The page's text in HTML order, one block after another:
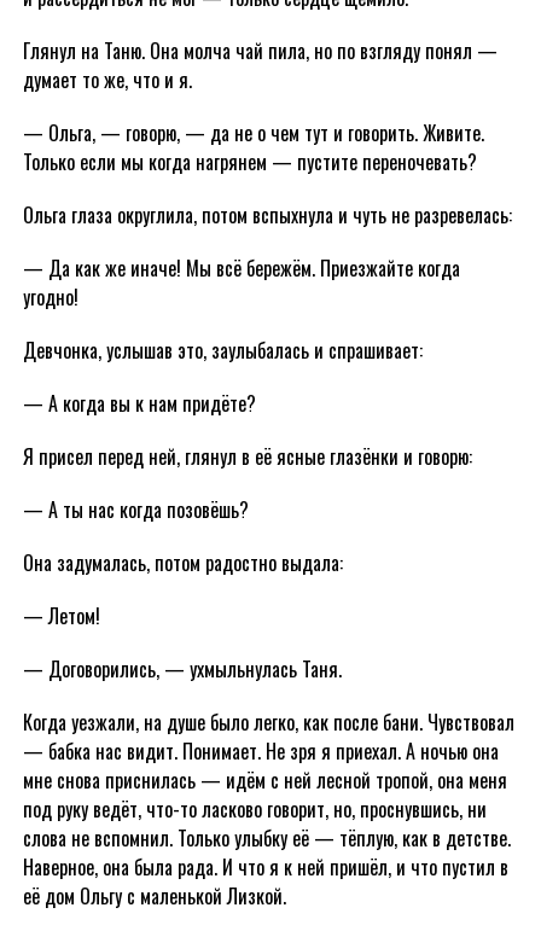
Глянул на Таню. Она молча чай пила, но по взгляду понял —
думает то же, что и я.
— Ольга, — говорю, — да не о чем тут и говорить. Живите.
Только если мы когда нагрянем — пустите переночевать?
Ольга глаза округлила, потом вспыхнула и чуть не разревелась:
— Да как же иначе! Мы всё бережём. Приезжайте когда
угодно!
Девчонка, услышав это, заулыбалась и спрашивает:
— А когда вы к нам придёте?
Я присел перед ней, глянул в её ясные глазёнки и говорю:
— А ты нас когда позовёшь?
Она задумалась, потом радостно выдала:
— Летом!
— Договорились, — ухмыльнулась Таня.
Когда уезжали, на душе было легко, как после бани. Чувствовал
— бабка нас видит. Понимает. Не зря я приехал. А ночью она
мне снова приснилась — идём с ней лесной тропой, она меня
под руку ведёт, что-то ласково говорит, но, проснувшись, ни
слова не вспомнил. Только улыбку её — тёплую, как в детстве.
Наверное, она была рада. И что я к ней пришёл, и что пустил в
её дом Ольгу с маленькой Лизкой.